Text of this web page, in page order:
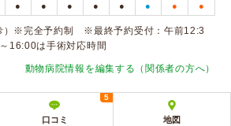
● ● ● ● ● ● ● ●
）※完全予約制 ※最終予約受付：午前12:3
は手術対応時間
動物病院情報を編集する（関係者の方へ）
口コミ
5
地図